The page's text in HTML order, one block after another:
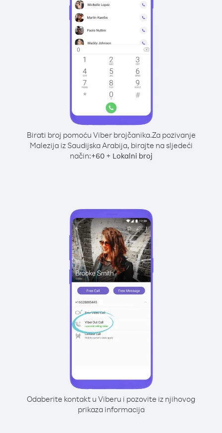
Birati broj pomoću Viber brojčanika.Za pozivanje
Malezija iz Saudijska Arabija, birajte na sljedeći
način:+60+ Lokalni broj
Odaberite kontakt u Viberu i pozovite iz njihovog
prikaza informacija